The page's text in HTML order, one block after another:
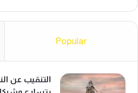
Popular
التنقيب عن